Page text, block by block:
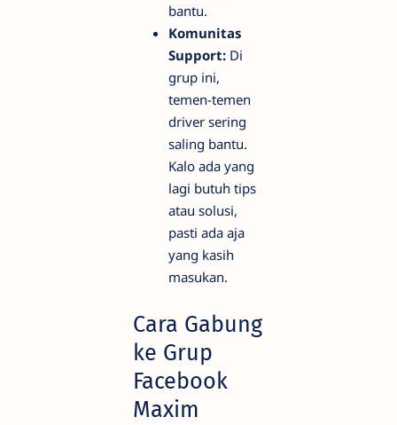
bantu.
Komunitas
Support: Di
grup ini,
temen-temen
driver sering
saling bantu.
Kalo ada yang
lagi butuh tips
atau solusi,
pasti ada aja
yang kasih
masukan.
Cara Gabung
ke Grup
Facebook
Maxim